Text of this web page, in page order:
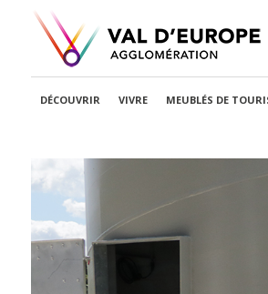
DÉCOUVRIR VIVRE MEUBLÉS DE